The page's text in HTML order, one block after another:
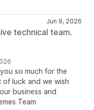
Jun 9, 2026
technical team.
so much for the
of luck and we wish
business and
Team